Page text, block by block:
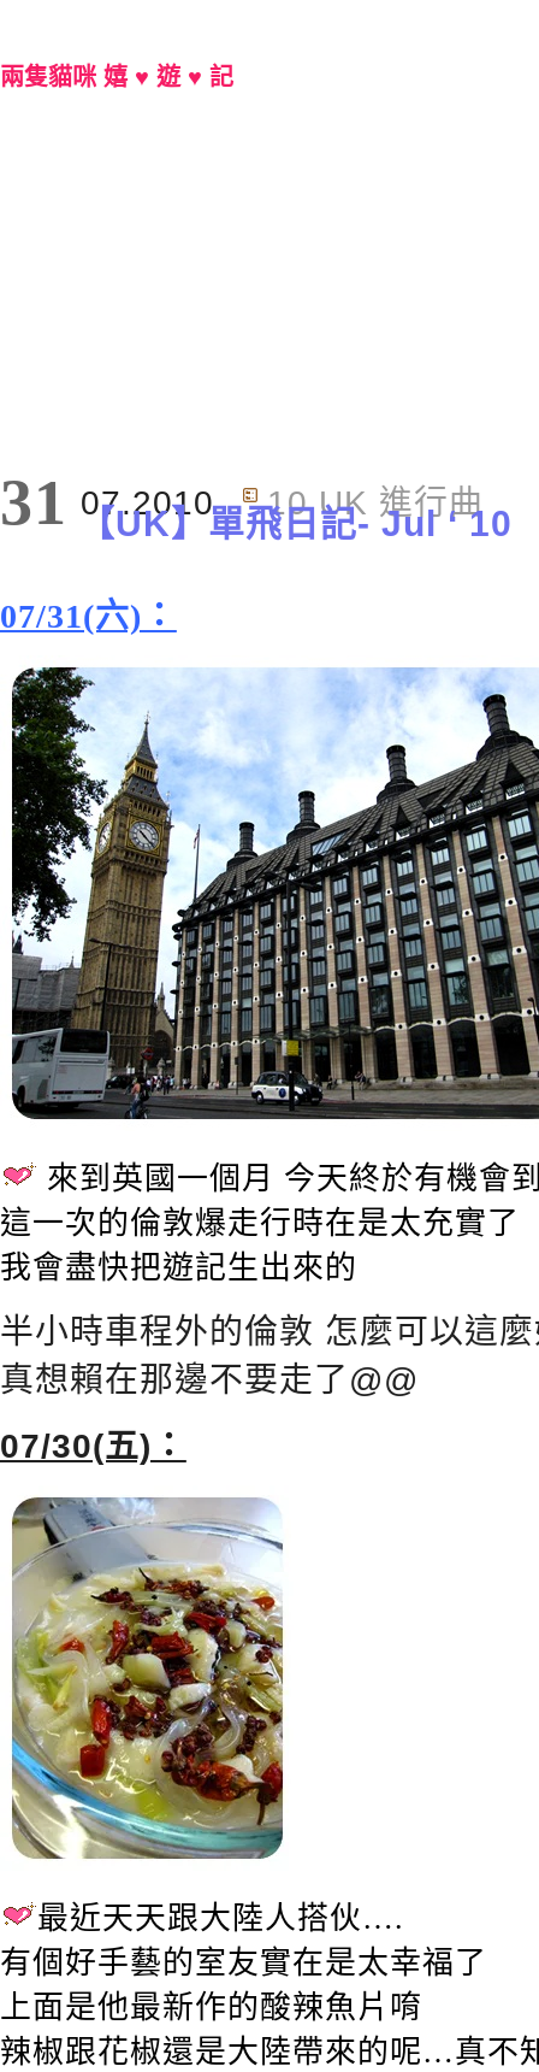
兩隻貓咪 嬉 ♥ 遊 ♥ 記
31 07.2010 10 UK 進行曲
【UK】單飛日記- Jul ‘ 10
07/31(六)：
來到英國一個月 今天終於有機會
這一次的倫敦爆走行時在是太充實了
我會盡快把遊記生出來的
半小時車程外的倫敦 怎麼可以這
真想賴在那邊不要走了@@
07/30(五)：
最近天天跟大陸人搭伙….
有個好手藝的室友實在是太幸福了
上面是他最新作的酸辣魚片唷
辣椒跟花椒還是大陸帶來的呢…真不